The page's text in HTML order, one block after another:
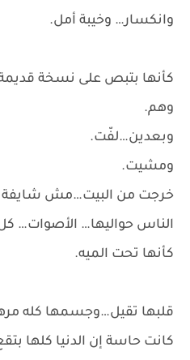
وانكسار… وخيبة أمل.
كأنها بتبص على نسخة
وهم.
وبعدين…لفّت.
ومشيت.
خرجت من البيت…مش شايفة
الناس حواليها… الأصوات…
كأنها تحت الميه.
قلبها تقيل…وجسمها كله
كانت حاسة إن الدنيا كلها